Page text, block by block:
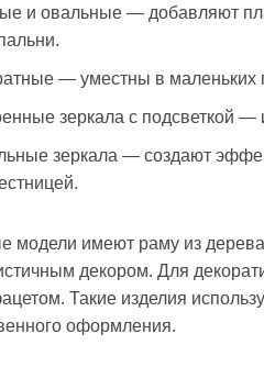
и овальные — добавляют
— уместны в маленьких
зеркала с подсветкой
зеркала — создают
модели имеют раму из
декором. Для
Такие изделия
оформления.